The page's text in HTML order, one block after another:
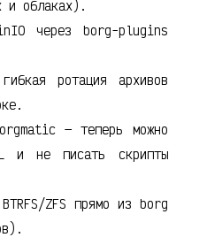
и облаках).
через borg-plugins
ротация архивов
— теперь можно
и не писать скрипты
ZFS прямо из borg